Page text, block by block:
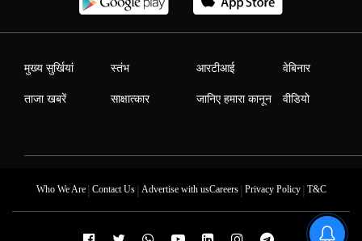
मुख्य सुर्खियां
ताजा खबरें
स्तंभ
साक्षात्कार
आरटीआई
जानिए हमारा कानून
वेबिनार
वीडियो
Who We Are| Contact Us| Advertise with usCareers| Privacy Policy| T&C